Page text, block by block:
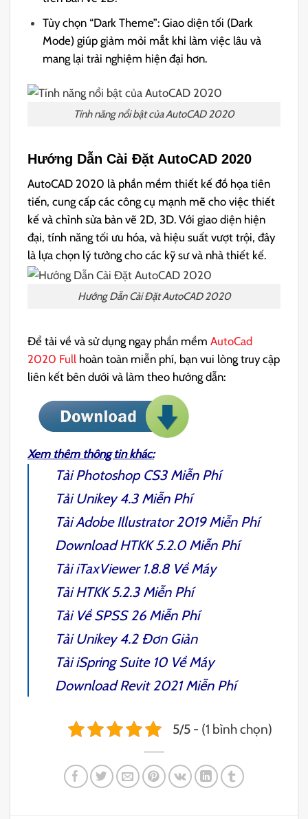
Tùy chọn “Dark Theme”: Giao diện tối (Dark
Mode) giúp giảm mỏi mắt khi làm việc lâu và
mang lại trải nghiệm hiện đại hơn.
Tính năng nổi bật của AutoCAD 2020
Hướng Dẫn Cài Đặt AutoCAD 2020
AutoCAD 2020 là phần mềm thiết kế đồ họa tiên
tiến, cung cấp các công cụ mạnh mẽ cho việc thiết
kế và chỉnh sửa bản vẽ 2D, 3D. Với giao diện hiện
đại, tính năng tối ưu hóa, và hiệu suất vượt trội, đây
là lựa chọn lý tưởng cho các kỹ sư và nhà thiết kế.
Hướng Dẫn Cài Đặt AutoCAD 2020
Để tải về và sử dụng ngay phần mềmAutoCad
2020 Full hoàn toàn miễn phí, bạn vui lòng truy cập
liên kết bên dưới và làm theo hướng dẫn:
Xem thêm thông tin khác:
TảiPhotoshop CS3Miễn Phí
TảiUnikey 4.3Miễn Phí
TảiAdobe Illustrator 2019 Miễn Phí
DownloadHTKK 5.2.0Miễn Phí
TảiiTaxViewer 1.8.8Về Máy
TảiHTKK 5.2.3Miễn Phí
Tải VềSPSS 26Miễn Phí
TảiUnikey 4.2Đơn Giản
TảiiSpring Suite 10Về Máy
DownloadRevit 2021Miễn Phí
5/5 - (1 bình chọn)